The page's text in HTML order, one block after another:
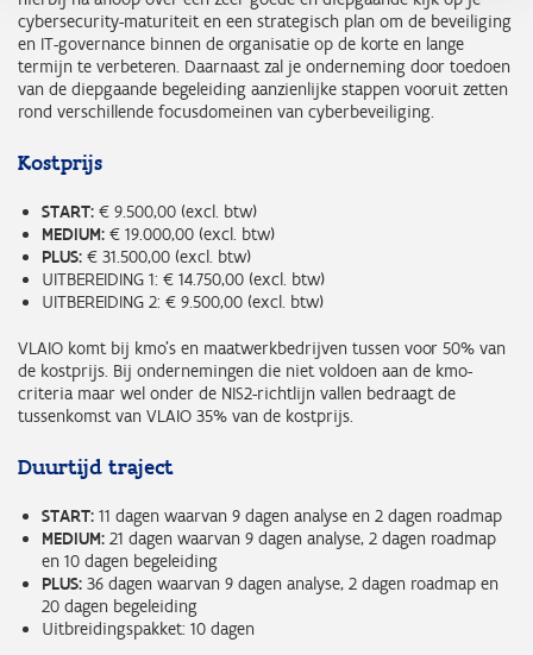
cybersecurity-maturiteit en een strategisch plan om de beveiliging
en IT-governance binnen de organisatie op de korte en lange
termijn te verbeteren. Daarnaast zal je onderneming door toedoen
van de diepgaande begeleiding aanzienlijke stappen vooruit zetten
rond verschillende focusdomeinen van cyberbeveiliging.
Kostprijs
START: € 9.500,00 (excl. btw)
MEDIUM: € 19.000,00 (excl. btw)
PLUS: € 31.500,00 (excl. btw)
UITBEREIDING 1: € 14.750,00 (excl. btw)
UITBEREIDING 2: € 9.500,00 (excl. btw)
VLAIO komt bij kmo’s en maatwerkbedrijven tussen voor 50% van
de kostprijs. Bij ondernemingen die niet voldoen aan de kmo-
criteria maar wel onder de NIS2-richtlijn vallen bedraagt de
tussenkomst van VLAIO 35% van de kostprijs.
Duurtijd traject
START: 11 dagen waarvan 9 dagen analyse en 2 dagen roadmap
MEDIUM: 21 dagen waarvan 9 dagen analyse, 2 dagen roadmap
en 10 dagen begeleiding
PLUS: 36 dagen waarvan 9 dagen analyse, 2 dagen roadmap en
20 dagen begeleiding
Uitbreidingspakket: 10 dagen